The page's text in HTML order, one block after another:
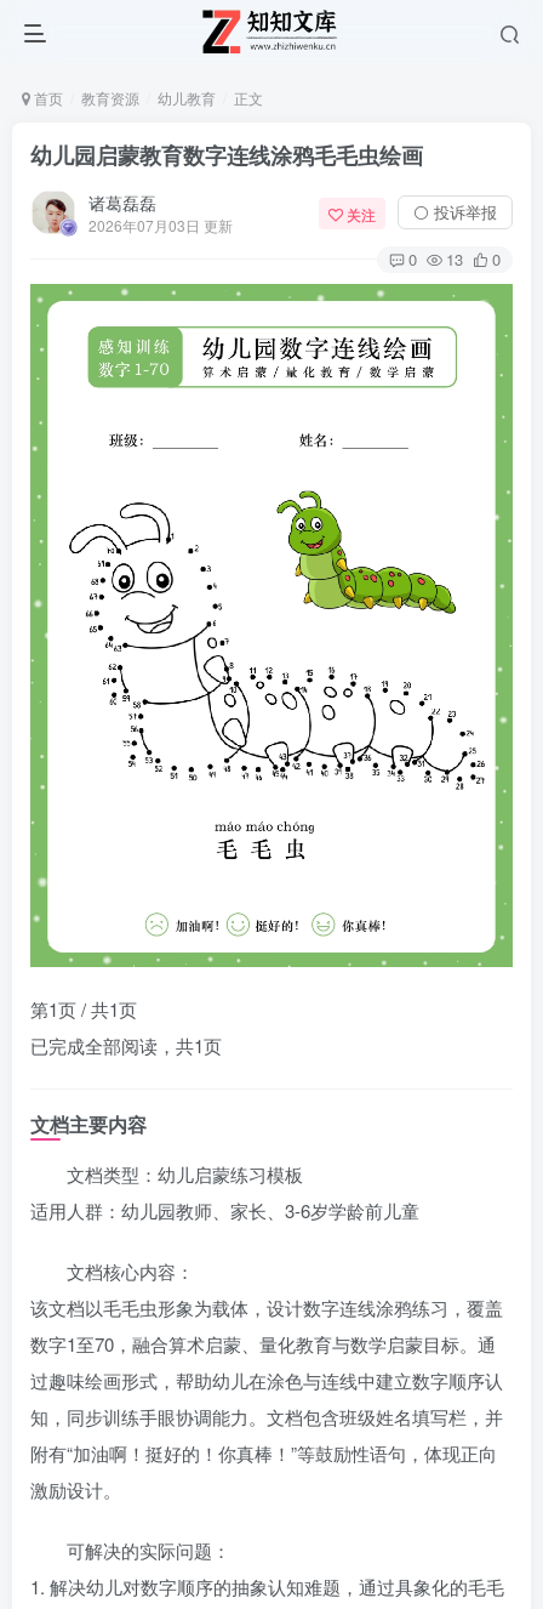
首页 教育资源 幼儿教育 正文
幼儿园启蒙教育数字连线涂鸦毛毛虫绘画
诸葛磊磊
2026年07月03日 更新
关注 ⚪ 投诉举报
0 13 0
第1页 / 共1页
已完成全部阅读，共1页
文档主要内容
文档类型：幼儿启蒙练习模板
适用人群：幼儿园教师、家长、3-6岁学龄前儿童
文档核心内容：
该文档以毛毛虫形象为载体，设计数字连线涂鸦练习，覆盖
数字1至70，融合算术启蒙、量化教育与数学启蒙目标。通
过趣味绘画形式，帮助幼儿在涂色与连线中建立数字顺序认
知，同步训练手眼协调能力。文档包含班级姓名填写栏，并
附有“加油啊！挺好的！你真棒！”等鼓励性语句，体现正向
激励设计。
可解决的实际问题：
1. 解决幼儿对数字顺序的抽象认知难题，通过具象化的毛毛